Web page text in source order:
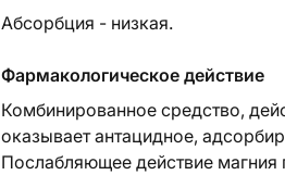
Абсорбция - низкая.
Фармакологическое действие
Комбинированное средство,
оказывает антацидное,
Послабляющее действие магния